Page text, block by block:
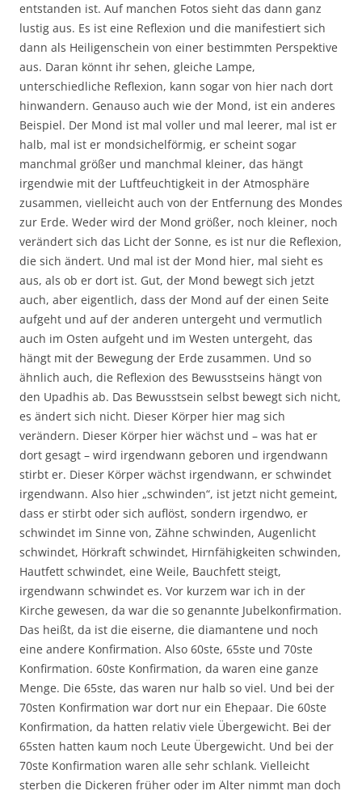
entstanden ist. Auf manchen Fotos sieht das dann ganz
lustig aus. Es ist eine Reflexion und die manifestiert sich
dann als Heiligenschein von einer bestimmten Perspektive
aus. Daran könnt ihr sehen, gleiche Lampe,
unterschiedliche Reflexion, kann sogar von hier nach dort
hinwandern. Genauso auch wie der Mond, ist ein anderes
Beispiel. Der Mond ist mal voller und mal leerer, mal ist er
halb, mal ist er mondsichelförmig, er scheint sogar
manchmal größer und manchmal kleiner, das hängt
irgendwie mit der Luftfeuchtigkeit in der Atmosphäre
zusammen, vielleicht auch von der Entfernung des Mondes
zur Erde. Weder wird der Mond größer, noch kleiner, noch
verändert sich das Licht der Sonne, es ist nur die Reflexion,
die sich ändert. Und mal ist der Mond hier, mal sieht es
aus, als ob er dort ist. Gut, der Mond bewegt sich jetzt
auch, aber eigentlich, dass der Mond auf der einen Seite
aufgeht und auf der anderen untergeht und vermutlich
auch im Osten aufgeht und im Westen untergeht, das
hängt mit der Bewegung der Erde zusammen. Und so
ähnlich auch, die Reflexion des Bewusstseins hängt von
den Upadhis ab. Das Bewusstsein selbst bewegt sich nicht,
es ändert sich nicht. Dieser Körper hier mag sich
verändern. Dieser Körper hier wächst und – was hat er
dort gesagt – wird irgendwann geboren und irgendwann
stirbt er. Dieser Körper wächst irgendwann, er schwindet
irgendwann. Also hier „schwinden“, ist jetzt nicht gemeint,
dass er stirbt oder sich auflöst, sondern irgendwo, er
schwindet im Sinne von, Zähne schwinden, Augenlicht
schwindet, Hörkraft schwindet, Hirnfähigkeiten schwinden,
Hautfett schwindet, eine Weile, Bauchfett steigt,
irgendwann schwindet es. Vor kurzem war ich in der
Kirche gewesen, da war die so genannte Jubelkonfirmation.
Das heißt, da ist die eiserne, die diamantene und noch
eine andere Konfirmation. Also 60ste, 65ste und 70ste
Konfirmation. 60ste Konfirmation, da waren eine ganze
Menge. Die 65ste, das waren nur halb so viel. Und bei der
70sten Konfirmation war dort nur ein Ehepaar. Die 60ste
Konfirmation, da hatten relativ viele Übergewicht. Bei der
65sten hatten kaum noch Leute Übergewicht. Und bei der
70ste Konfirmation waren alle sehr schlank. Vielleicht
sterben die Dickeren früher oder im Alter nimmt man doch